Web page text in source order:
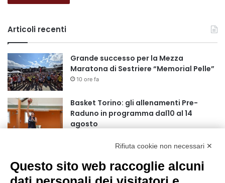
Articoli recenti
Grande successo per la Mezza
Maratona di Sestriere “Memorial Pelle”
10 ore fa
Basket Torino: gli allenamenti Pre-
Raduno in programma dal10 al 14
agosto
75 anni di INFN. La comunità, la storia, il
futuro della ricerca in fisica
fondamentale in Italia
Rifiuta cookie non necessari ✕
Questo sito web raccoglie alcuni